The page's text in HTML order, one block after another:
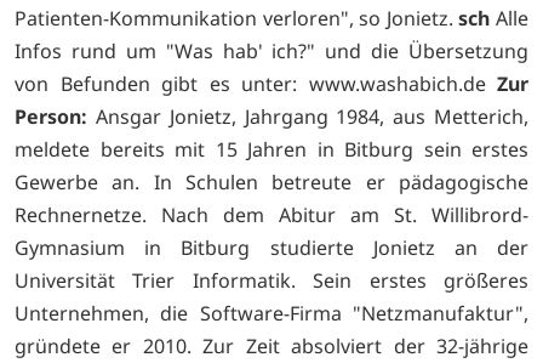
Patienten-Kommunikation verloren", so Jonietz. sch Alle
Infos rund um "Was hab' ich?" und die Übersetzung
von Befunden gibt es unter: www.washabich.de Zur
Person: Ansgar Jonietz, Jahrgang 1984, aus Metterich,
meldete bereits mit 15 Jahren in Bitburg sein erstes
Gewerbe an. In Schulen betreute er pädagogische
Rechnernetze. Nach dem Abitur am St. Willibrord-
Gymnasium in Bitburg studierte Jonietz an der
Universität Trier Informatik. Sein erstes größeres
Unternehmen, die Software-Firma "Netzmanufaktur",
gründete er 2010. Zur Zeit absolviert der 32-jährige